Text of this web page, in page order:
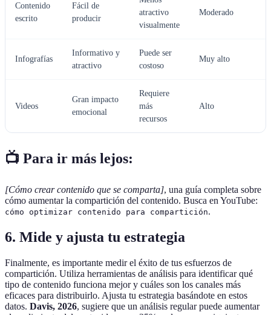
Contenido
escrito
Fácil de
producir
atractivo
visualmente
Moderado
Infografías
Informativo y
atractivo
Puede ser
costoso
Muy alto
Videos
Gran impacto
emocional
Requiere
más
recursos
Alto
📺 Para ir más lejos:
[Cómo crear contenido que se comparta], una guía completa sobre
cómo aumentar la compartición del contenido. Busca en YouTube:
cómo optimizar contenido para compartición.
6. Mide y ajusta tu estrategia
Finalmente, es importante medir el éxito de tus esfuerzos de
compartición. Utiliza herramientas de análisis para identificar qué
tipo de contenido funciona mejor y cuáles son los canales más
eficaces para distribuirlo. Ajusta tu estrategia basándote en estos
datos. Davis, 2026, sugiere que un análisis regular puede aumentar